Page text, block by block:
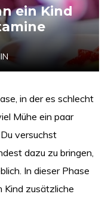
ein Kind
in der es schlecht
Mühe ein paar
versuchst
dazu zu bringen,
In dieser Phase
Kind zusätzliche